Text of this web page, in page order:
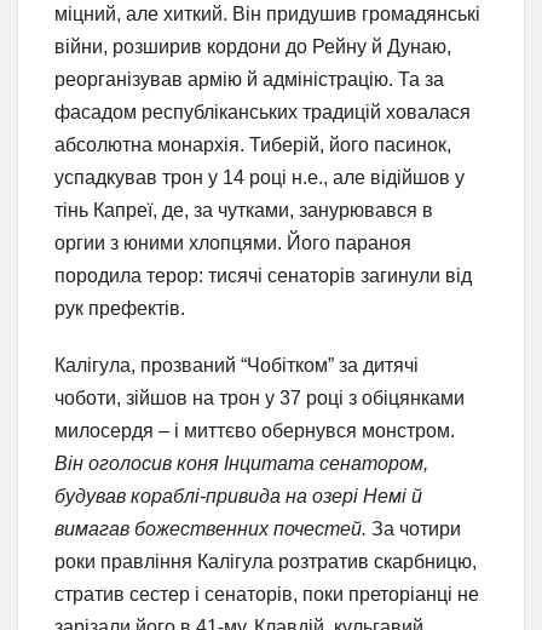
міцний, але хиткий. Він придушив громадянські
війни, розширив кордони до Рейну й Дунаю,
реорганізував армію й адміністрацію. Та за
фасадом республіканських традицій ховалася
абсолютна монархія. Тиберій, його пасинок,
успадкував трон у 14 році н.е., але відійшов у
тінь Капреї, де, за чутками, занурювався в
оргии з юними хлопцями. Його параноя
породила терор: тисячі сенаторів загинули від
рук префектів.
Калігула, прозваний “Чобітком” за дитячі
чоботи, зійшов на трон у 37 році з обіцянками
милосердя – і миттєво обернувся монстром.
Він оголосив коня Інцитата сенатором,
будував кораблі-привида на озері Немі й
вимагав божественних почестей. За чотири
роки правління Калігула розтратив скарбницю,
стратив сестер і сенаторів, поки преторіанці не